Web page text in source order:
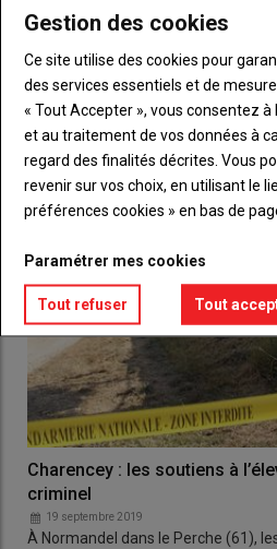
Incendie de l'usine Lubrizol à
d'urgence pour les éleveurs
04 octobre 2019
En raison de l'incendie de l'usine de
septembre 2019, plus de 500
Charencey : les soutiens à
criminel
19 septembre 2019
À Normandel dans le Perche (61),
Gestion des cookies
Ce site utilise des cookies pour
des services essentiels et de
« Tout Accepter », vous consentez à
et au traitement de vos données à
regard des finalités décrites. Vous
revenir sur vos choix, en utilisant le
préférences cookies » en bas de
Paramétrer mes cookies
Tout refuser Tout